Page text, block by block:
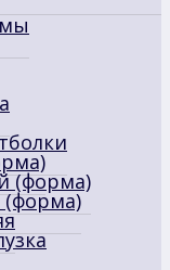
(форма)